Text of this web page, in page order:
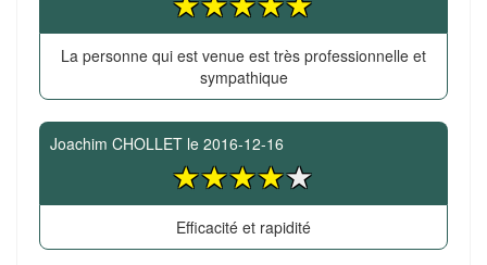
La personne qui est venue est très professionnelle et
sympathique
Joachim CHOLLET le 2016-12-16
Efficacité et rapidité